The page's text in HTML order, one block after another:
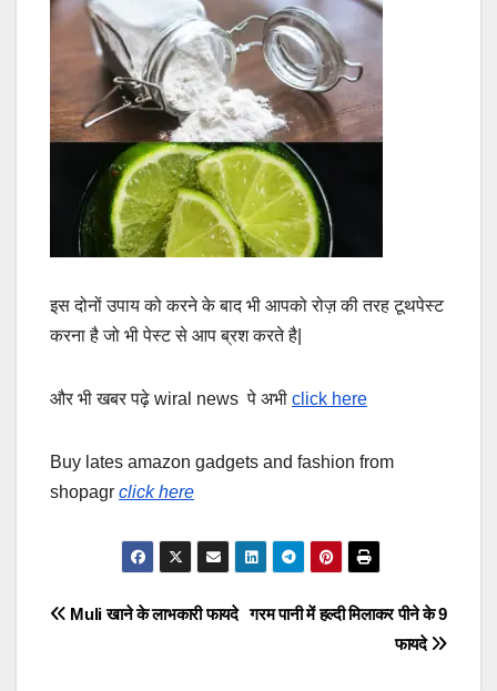
इस दोनों उपाय को करने के बाद भी आपको रोज़ की तरह टूथपेस्ट
करना है जो भी पेस्ट से आप ब्रश करते है|
और भी खबर पढ़े wiral news पे अभी click here
Buy lates amazon gadgets and fashion from
shopagr click here
Post
गरम पानी में हल्दी मिलाकर पीने के 9
फायदे
Muli खाने के लाभकारी फायदे